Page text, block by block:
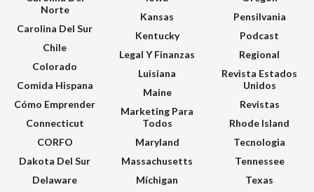
Norte
Carolina Del Sur
Chile
Colorado
Comida Hispana
Cómo Emprender
Connecticut
CORFO
Dakota Del Sur
Delaware
Kansas
Kentucky
Legal Y Finanzas
Luisiana
Maine
Marketing Para
Todos
Maryland
Massachusetts
Míchigan
Pensilvania
Podcast
Regional
Revista Estados
Unidos
Revistas
Rhode Island
Tecnologia
Tennessee
Texas